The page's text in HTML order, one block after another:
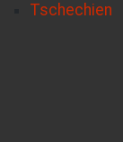
Tschechien